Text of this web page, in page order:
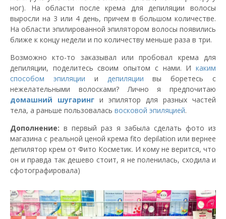
ног). На области после крема для депиляции волосы
выросли на 3 или 4 день, причем в большом количестве.
На области эпилированной эпилятором волосы появились
ближе к концу недели и по количеству меньше раза в три.
Возможно кто-то заказывал или пробовал крема для
депиляции, поделитесь своим опытом с нами. И каким
способом эпиляции и депиляции вы боретесь с
нежелательными волосками? Лично я предпочитаю
домашний
шугаринг и эпилятор для разных частей
тела, а раньше пользовалась восковой эпиляцией.
Дополнение: в первый раз я забыла сделать фото из
магазина с реальной ценой крема fito depilation или вернее
депилятор крем от Фито Косметик. И кому не верится, что
он и правда так дешево стоит, я не поленилась, сходила и
сфотографировала)